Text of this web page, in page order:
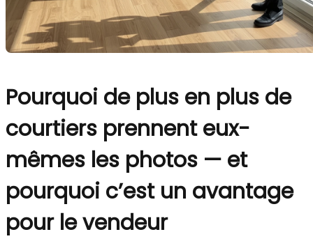
Pourquoi de plus en plus de
courtiers prennent eux-
mêmes les photos — et
pourquoi c’est un avantage
pour le vendeur